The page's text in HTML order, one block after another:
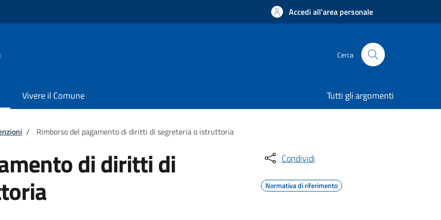
Accedi all'area personale
Cerca
Vivere il Comune Tutti gli argomenti
/ Rimborso del pagamento di diritti di segreteria o istruttoria
di diritti di Condividi
Normativa di riferimento